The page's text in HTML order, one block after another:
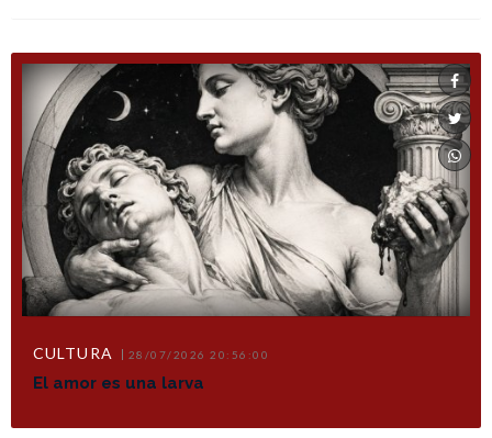
CULTURA 28/07/2026 20:56:00
El amor es una larva